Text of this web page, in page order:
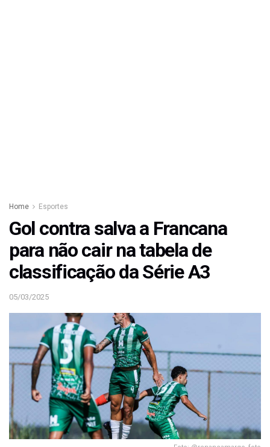
Home Esportes
Gol contra salva a Francana
para não cair na tabela de
classificação da Série A3
05/03/2025